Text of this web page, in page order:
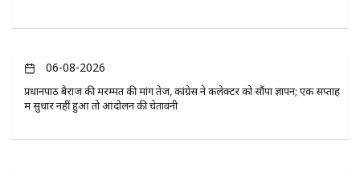
06-08-2026
प्रधानपाठ बैराज की मरम्मत की मांग तेज, कांग्रेस ने कलेक्टर को सौंपा ज्ञापन; एक सप्ताह
में सुधार नहीं हुआ तो आंदोलन की चेतावनी